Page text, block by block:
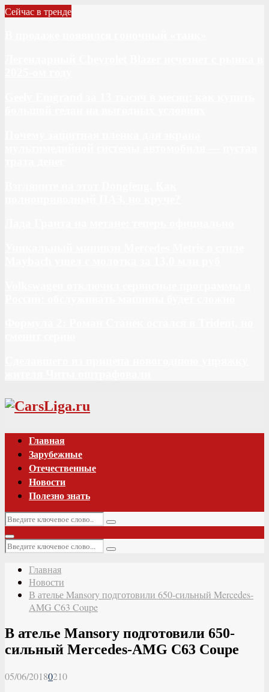
Сейчас в тренде
Vk
Главная
Зарубежные
Отечественные
Новости
Полезно знать
Искать:
Поиск
Основное
меню
Искать:
Поиск
Главная
Новости
В ателье Mansory подготовили 650-сильный Mercedes-
AMG C63 Coupe
В ателье Mansory подготовили 650-
сильный Mercedes-AMG C63 Coupe
05/06/20180210